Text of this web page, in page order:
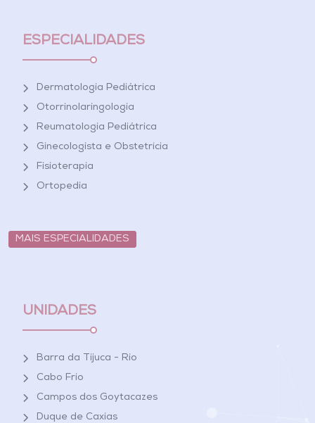
ESPECIALIDADES
Dermatologia Pediátrica
Otorrinolaringologia
Reumatologia Pediátrica
Ginecologista e Obstetrícia
Fisioterapia
Ortopedia
MAIS ESPECIALIDADES
UNIDADES
Barra da Tijuca - Rio
Cabo Frio
Campos dos Goytacazes
Duque de Caxias